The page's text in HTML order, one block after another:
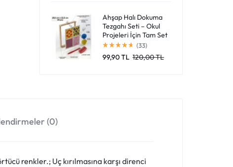
Ahşap Halı Dokuma
Tezgahı Seti – Okul
Projeleri İçin Tam Set
(33)
99,90TL 120,00TL
(0)
renkler.; Uç kırılmasına karşı direnci